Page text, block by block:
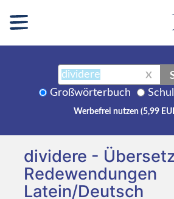
X
Großwörterbuch
Werbefrei nutzen (5,99
dividere -
Redewendungen
Latein/Deutsch